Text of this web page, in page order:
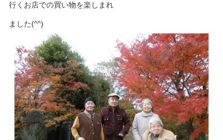
行くお店での買い物を楽しまれ
ました(^^)